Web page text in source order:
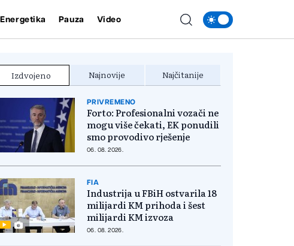
Energetika Pauza Video
Izdvojeno Najnovije Najčitanije
PRIVREMENO
Forto: Profesionalni vozači ne
mogu više čekati, EK ponudili
smo provodivo rješenje
06. 08. 2026.
FIA
Industrija u FBiH ostvarila 18
milijardi KM prihoda i šest
milijardi KM izvoza
06. 08. 2026.